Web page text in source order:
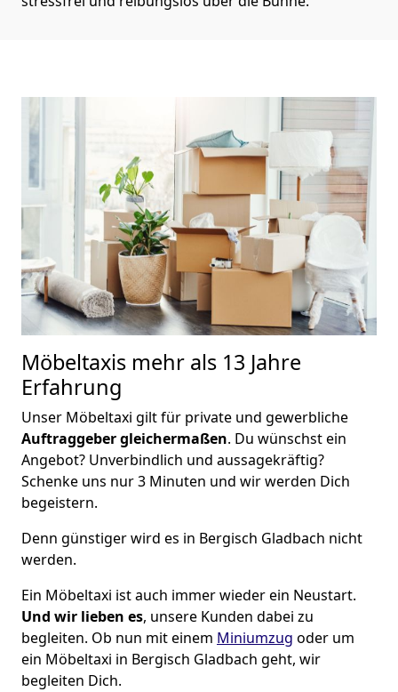
Möbeltaxis mehr als 13 Jahre
Erfahrung
Unser Möbeltaxi gilt für private und gewerbliche
Auftraggeber gleichermaßen. Du wünschst ein
Angebot? Unverbindlich und aussagekräftig?
Schenke uns nur 3 Minuten und wir werden Dich
begeistern.
Denn günstiger wird es in Bergisch Gladbach nicht
werden.
Ein Möbeltaxi ist auch immer wieder ein Neustart.
Und wir lieben es, unsere Kunden dabei zu
begleiten. Ob nun mit einem Miniumzug oder um
ein Möbeltaxi in Bergisch Gladbach geht, wir
begleiten Dich.